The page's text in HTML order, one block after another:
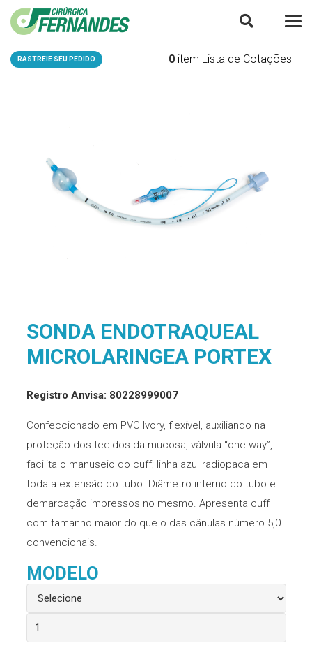
RASTREIE SEU PEDIDO 0 item Lista de Cotações
SONDA ENDOTRAQUEAL
MICROLARINGEA PORTEX
Registro Anvisa: 80228999007
Confeccionado em PVC Ivory, flexível, auxiliando na
proteção dos tecidos da mucosa, válvula “one way”,
facilita o manuseio do cuff; linha azul radiopaca em
toda a extensão do tubo. Diâmetro interno do tubo e
demarcação impressos no mesmo. Apresenta cuff
com tamanho maior do que o das cânulas número 5,0
convencionais.
MODELO
Sonda
Endotraqueal